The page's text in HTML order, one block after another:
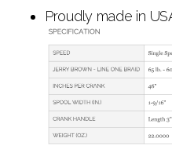
Proudly made in